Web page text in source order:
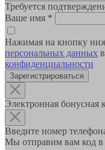
Требуется
Ваше имя *
Нажимая на кнопку
персональных данных
конфиденциальности
Зарегистрироваться
Электронная бонусная
Введите номер
Мы отправим вам код в